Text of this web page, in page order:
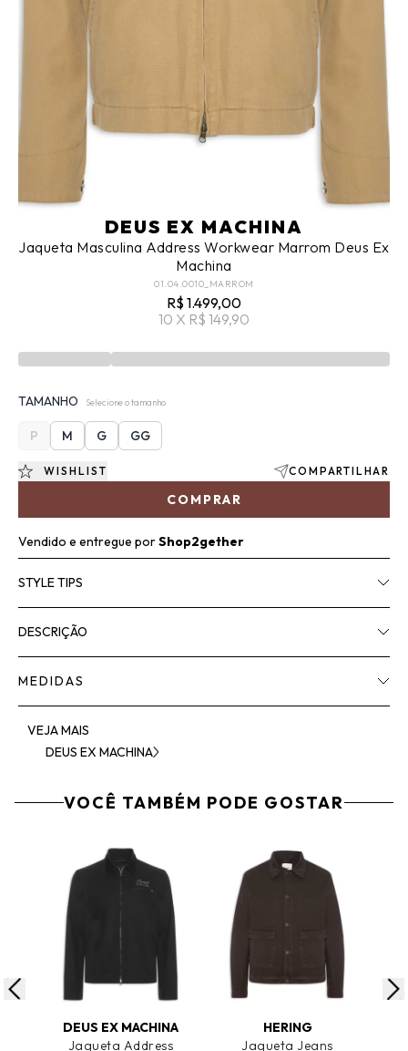
DEUS EX MACHINA
Jaqueta Masculina Address Workwear Marrom Deus Ex
Machina
01.04.0010_MARROM
R$ 1.499,00
10 X R$ 149,90
TAMANHO Selecione o tamanho
P M G GG
COMPRAR
WISHLIST COMPARTILHAR
Vendido e entregue porShop2gether
STYLE TIPS
DESCRIÇÃO
MEDIDAS
VEJA MAIS
DEUS EX MACHINA
VOCÊ TAMBÉM PODE GOSTAR
ADICIONAR AO CARRINHO
DEUS EX MACHINA
Jaqueta Address
HERING
Jaqueta Jeans